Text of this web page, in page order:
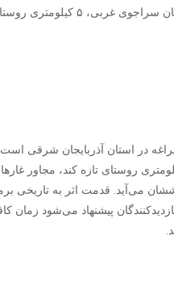
آدرس دقیق : شهرستان مراغه، بخش سراجو،
در استان آذربایجان شرقی
بخش سراجو، دهستان سراجوی غربی، ۵ کیلومتری روستای تازه
می‌آید. قدمت اثر به تاریخی
پیشنهاد می‌شود زمان